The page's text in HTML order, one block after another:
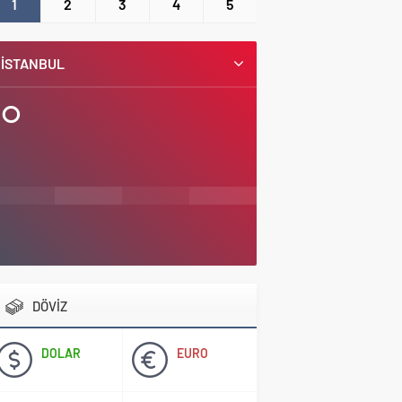
1 2 3 4 5
İSTANBUL
°
DÖVİZ
DOLAR EURO